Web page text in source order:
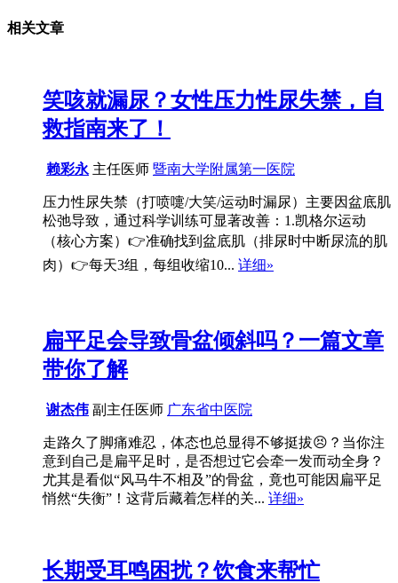
相关文章
笑咳就漏尿？女性压力性尿失禁，自
救指南来了！
赖彩永 主任医师 暨南大学附属第一医院
压力性尿失禁（打喷嚏/大笑/运动时漏尿）主要因盆底肌
松弛导致，通过科学训练可显著改善：1.凯格尔运动
（核心方案）👉准确找到盆底肌（排尿时中断尿流的肌
肉）👉每天3组，每组收缩10... 详细»
扁平足会导致骨盆倾斜吗？一篇文章
带你了解
谢杰伟 副主任医师 广东省中医院
走路久了脚痛难忍，体态也总显得不够挺拔😣？当你注
意到自己是扁平足时，是否想过它会牵一发而动全身？
尤其是看似“风马牛不相及”的骨盆，竟也可能因扁平足
悄然“失衡”！这背后藏着怎样的关... 详细»
长期受耳鸣困扰？饮食来帮忙